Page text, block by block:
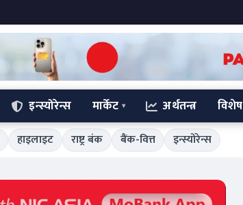
इन्स्योरेन्स मार्केट अर्थतन्त्र विशेष
हाइलाइट राष्ट्र बंक बैंक-वित्त इन्स्योरेन्स